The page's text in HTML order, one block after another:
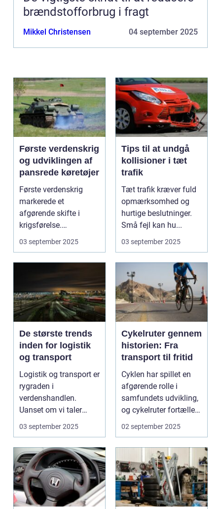
brændstofforbrug i fragt
Mikkel Christensen 04 september 2025
Første verdenskrig
og udviklingen af
pansrede køretøjer
Første verdenskrig
markerede et
afgørende skifte i
krigsførelse.
Industrialiser...
03 september 2025
Tips til at undgå
kollisioner i tæt
trafik
Tæt trafik kræver fuld
opmærksomhed og
hurtige beslutninger.
Små fejl kan hu...
03 september 2025
De største trends
inden for logistik
og transport
Logistik og transport er
rygraden i
verdenshandlen.
Uanset om vi taler
dagligvarer til
supermarkedet...
03 september 2025
Cykelruter gennem
historien: Fra
transport til fritid
Cyklen har spillet en
afgørende rolle i
samfundets udvikling,
og cykelruter fortæller
e...
02 september 2025